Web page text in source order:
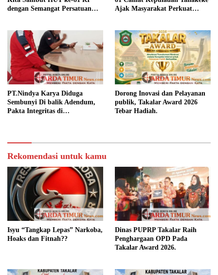
dengan Semangat Persatuan
Ajak Masyarakat Perkuat
PT.Nindya Karya Diduga
Sembunyi Di balik Adendum,
Pakta Integritas di
Dorong Inovasi dan Pelayanan
publik, Takalar Award 2026
Tebar Hadiah.
Rekomendasi untuk kamu
Isyu “Tangkap Lepas” Narkoba,
Hoaks dan Fitnah??
Dinas PUPRP Takalar Raih
Penghargaan OPD Pada
Takalar Award 2026.